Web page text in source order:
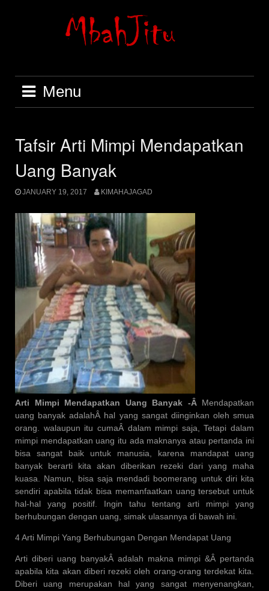
Menu
Tafsir Arti Mimpi Mendapatkan
Uang Banyak
JANUARY 19, 2017 KIMAHAJAGAD
Arti Mimpi Mendapatkan Uang Banyak -Â Mendapatkan
uang banyak adalahÂ hal yang sangat diinginkan oleh smua
orang. walaupun itu cumaÂ dalam mimpi saja, Tetapi dalam
mimpi mendapatkan uang itu ada maknanya atau pertanda ini
bisa sangat baik untuk manusia, karena mandapat uang
banyak berarti kita akan diberikan rezeki dari yang maha
kuasa. Namun, bisa saja mendadi boomerang untuk diri kita
sendiri apabila tidak bisa memanfaatkan uang tersebut untuk
hal-hal yang positif. Ingin tahu tentang arti mimpi yang
berhubungan dengan uang, simak ulasannya di bawah ini.
4 Arti Mimpi Yang Berhubungan Dengan Mendapat Uang
Arti diberi uang banyakÂ adalah makna mimpi &Â pertanda
apabila kita akan diberi rezeki oleh orang-orang terdekat kita.
Diberi uang merupakan hal yang sangat menyenangkan,